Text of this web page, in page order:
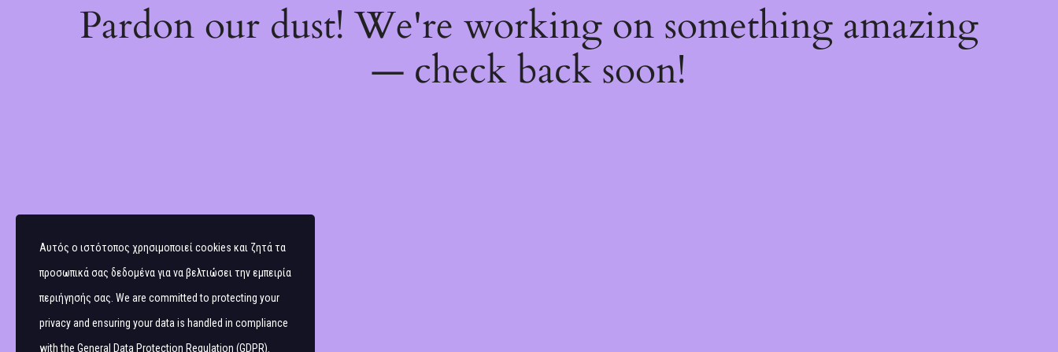
Pardon our dust! We're working on something amazing
— check back soon!
Αυτός ο ιστότοπος χρησιμοποιεί cookies και ζητά τα
προσωπικά σας δεδομένα για να βελτιώσει την εμπειρία
περιήγησής σας. We are committed to protecting your
privacy and ensuring your data is handled in compliance
with the General Data Protection Regulation (GDPR)